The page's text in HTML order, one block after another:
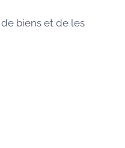
biens et de les